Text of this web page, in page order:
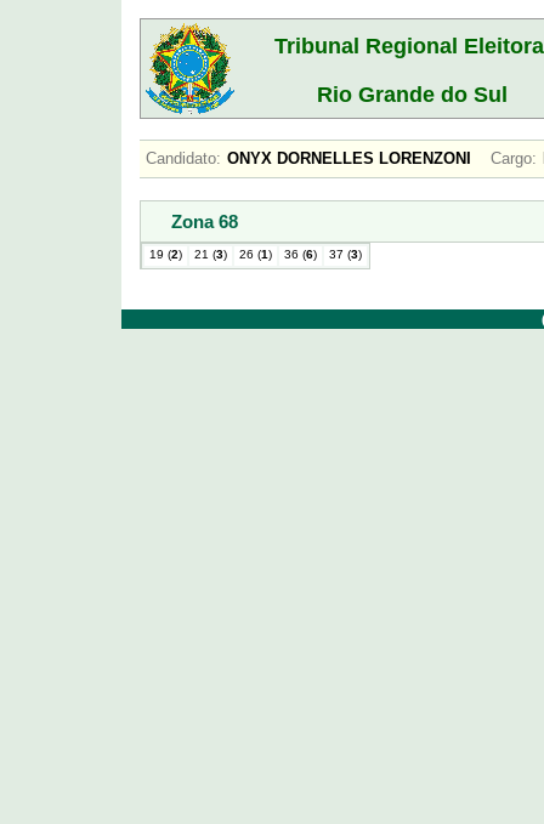
Tribunal Regional
Rio Grande do Sul
Candidato: ONYX DORNELLES LORENZONI Cargo:
Zona 68
19 (2) 21 (3) 26 (1) 36 (6) 37 (3)